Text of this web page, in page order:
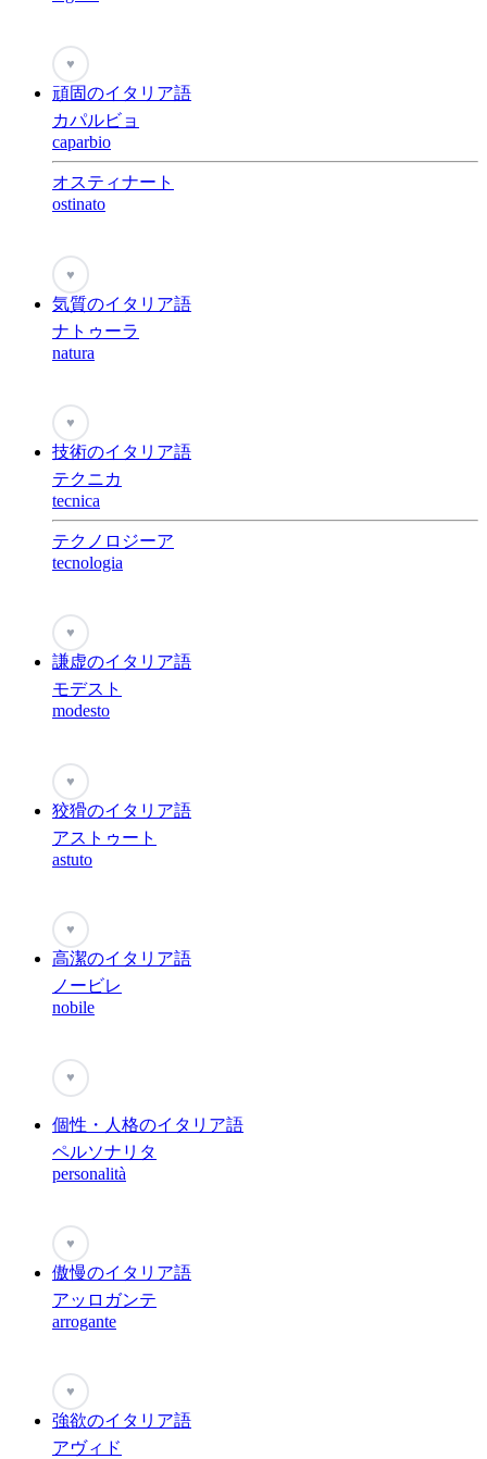
♥
頑固のイタリア語
カパルビョ
caparbio
オスティナート
ostinato
♥
気質のイタリア語
ナトゥーラ
natura
♥
技術のイタリア語
テクニカ
tecnica
テクノロジーア
tecnologia
♥
謙虚のイタリア語
モデスト
modesto
♥
狡猾のイタリア語
アストゥート
astuto
♥
高潔のイタリア語
ノービレ
nobile
♥
個性・人格のイタリア語
ペルソナリタ
personalità
♥
傲慢のイタリア語
アッロガンテ
arrogante
♥
強欲のイタリア語
アヴィド